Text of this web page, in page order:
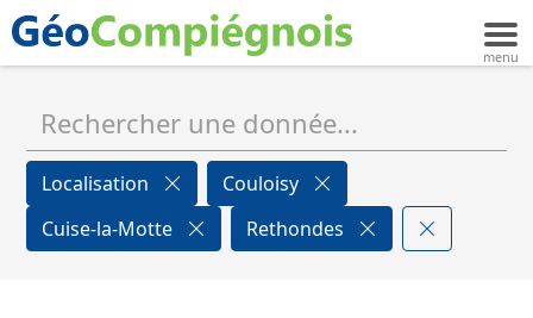
Localisation
Couloisy
Cuise-la-Motte
Rethondes